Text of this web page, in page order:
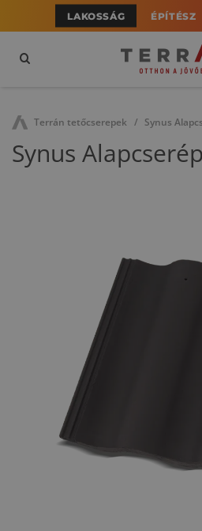
LAKOSSÁG ÉPÍTÉSZ
Terrán tetőcserepek Synus
Synus